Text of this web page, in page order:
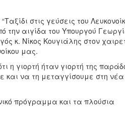
στις γεύσεις του
την αιγίδα του Υπουργού
κ. Νίκος Κουγιάλης στον
μας.
η γιορτή ήταν γιορτή της
να τη μεταγγίσουμε στη
πρόγραμμα και τα πλούσια